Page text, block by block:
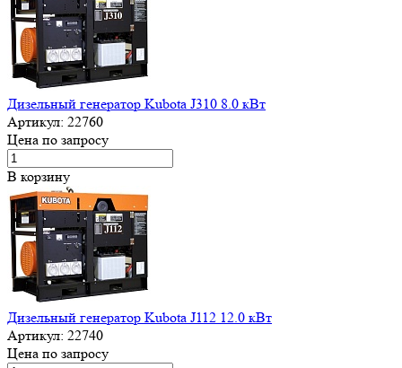
Дизельный генератор Kubota J310 8.0 кВт
Артикул: 22760
Цена по запросу
В корзину
Дизельный генератор Kubota J112 12.0 кВт
Артикул: 22740
Цена по запросу